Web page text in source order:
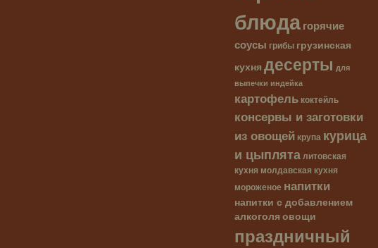
блюдагорячие
соусы грибы грузинская
кухня десерты для
выпечки индейка
картофель коктейль
консервы и заготовки
из овощей крупа курица
и цыпляталитовская
кухня молдавская кухня
мороженое напитки
напитки с добавлением
алкоголя овощи
праздничный